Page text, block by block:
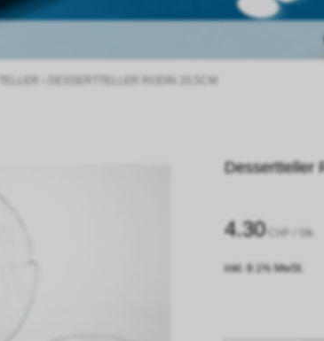
Dessertteller
4.30 / Stk.
inkl. 8.1% MwSt.